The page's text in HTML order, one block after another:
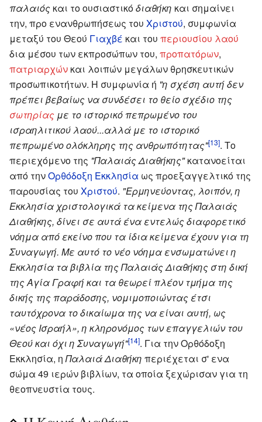
παλαιός και το ουσιαστικόδιαθήκη και σημαίνει
την, προ ενανθρωπήσεως του Χριστού, συμφωνία
μεταξύ του Θεού Γιαχβέ και του περιουσίου λαού
δια μέσου των εκπροσώπων του, προπατόρων,
πατριαρχών και λοιπών μεγάλων θρησκευτικών
προσωπικοτήτων. Η συμφωνία ή "η σχέση αυτή δεν
πρέπει βεβαίως να συνδέσει το θείο σχέδιο της
σωτηρίας με το ιστορικό πεπρωμένο του
ισραηλιτικού λαού...αλλά με το ιστορικό
πεπρωμένο ολόκληρης της ανθρωπότητας"[13]. Το
περιεχόμενο της "Παλαιάς Διαθήκης"κατανοείται
από τηνΟρθόδοξη Εκκλησία ως προεξαγγελτικό της
παρουσίας του Χριστού. "Ερμηνεύοντας, λοιπόν, η
Εκκλησία χριστολογικά τα κείμενα της Παλαιάς
Διαθήκης, δίνει σε αυτά ένα εντελώς διαφορετικό
νόημα από εκείνο που τα ίδια κείμενα έχουν για τη
Συναγωγή. Με αυτό το νέο νόημα ενσωματώνει η
Εκκλησία τα βιβλία της Παλαιάς Διαθήκης στη δική
της Αγία Γραφή και τα θεωρεί πλέον τμήμα της
δικής της παράδοσης, νομιμοποιώντας έτσι
ταυτόχρονα το δικαίωμα της να είναι αυτή, ως
«νέος Ισραήλ», η κληρονόμος των επαγγελιών του
Θεού και όχι η Συναγωγή"[14]. Για την Ορθόδοξη
Εκκλησία, η Παλαιά Διαθήκη περιέχεται σ' ενα
σώμα 49 ιερών βιβλίων, τα οποία ξεχώρισαν για τη
θεοπνευστία τους.